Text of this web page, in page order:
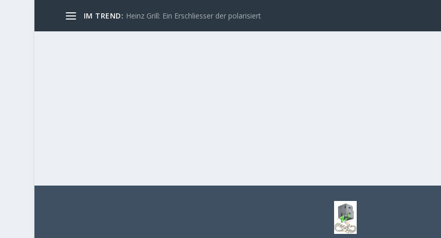
IM TREND: Heinz Grill: Ein Erschliesser der polarisiert